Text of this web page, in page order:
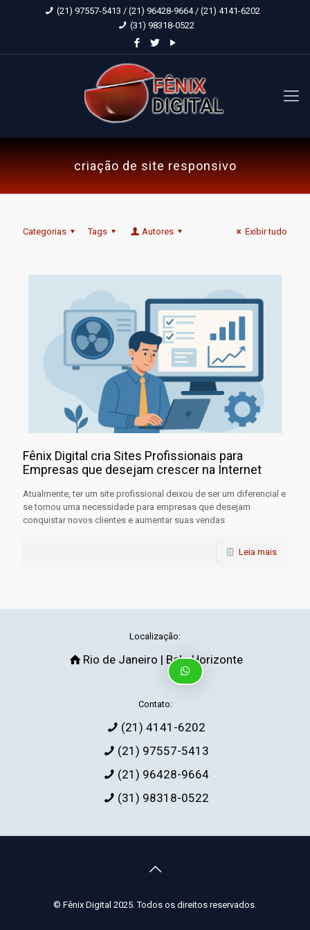
(21) 97557-5413 / (21) 96428-9664 / (21) 4141-6202
(31) 98318-0522
criação de site responsivo
Categorias Tags Autores Exibir tudo
Fênix Digital cria Sites Profissionais para
Empresas que desejam crescer na Internet
Atualmente, ter um site profissional deixou de ser um diferencial e
se tornou uma necessidade para empresas que desejam
conquistar novos clientes e aumentar suas vendas
Leia mais
Localização:
Rio de Janeiro | Belo Horizonte
Contato:
(21) 4141-6202
(21) 97557-5413
(21) 96428-9664
(31) 98318-0522
© Fênix Digital 2025. Todos os direitos reservados.